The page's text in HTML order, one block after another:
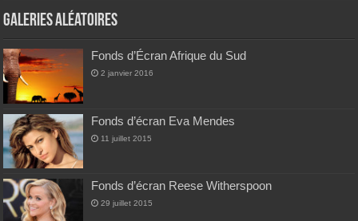
Galeries Aléatoires
Fonds d’Écran Afrique du Sud
2 janvier 2016
Fonds d’écran Eva Mendes
11 juillet 2015
Fonds d’écran Reese Witherspoon
29 juillet 2015